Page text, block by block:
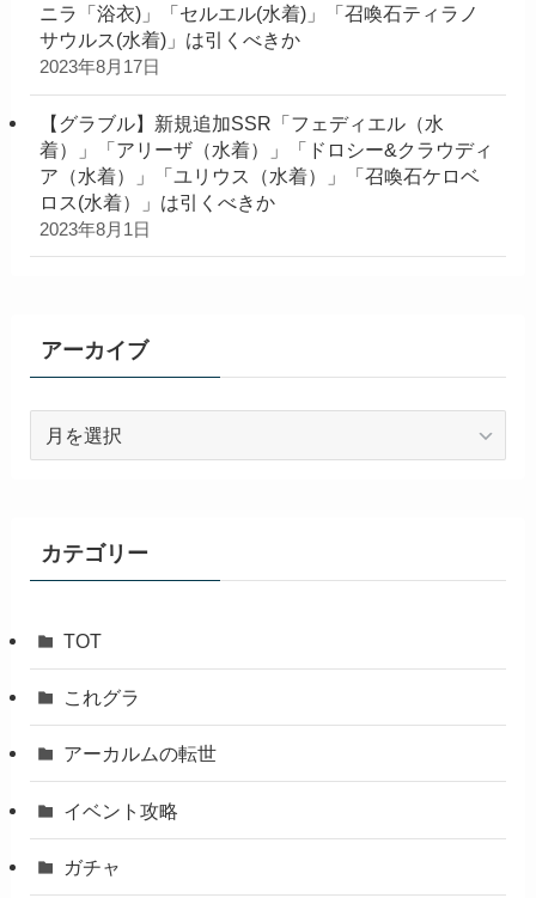
ニラ「浴衣)」「セルエル(水着)」「召喚石ティラノ
サウルス(水着)」は引くべきか
2023年8月17日
【グラブル】新規追加SSR「フェディエル（水
着）」「アリーザ（水着）」「ドロシー&クラウディ
ア（水着）」「ユリウス（水着）」「召喚石ケロベ
ロス(水着）」は引くべきか
2023年8月1日
アーカイブ
カテゴリー
TOT
これグラ
アーカルムの転世
イベント攻略
ガチャ